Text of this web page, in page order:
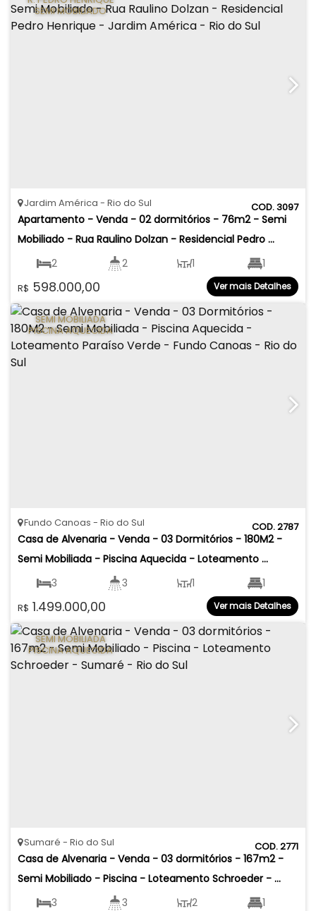
SEMI MOBILIADO
3097
Apartamento - Venda - 02 dormitórios - 76m2 - Semi
Mobiliado - Rua Raulino Dolzan - Residencial Pedro
Henrique - Jardim América - Rio do Sul
R$ 598.000,00
Jardim América Rio do Sul
2 2 1 1
112.10m²
1 Ver mais Detalhes
SEMI MOBILIADA
PISCINA AQUECIDA
2787
Casa de Alvenaria - Venda - 03 Dormitórios - 180M2 -
Semi Mobiliada - Piscina Aquecida - Loteamento
Paraíso Verde - Fundo Canoas - Rio do Sul
R$ 1.499.000,00
Fundo Canoas Rio do Sul
3 3 1 1
2 316.17 m²
Ver mais Detalhes
SEMI MOBILIADA
PISCINA AQUECIDA
2771
Casa de Alvenaria - Venda - 03 dormitórios - 167m2 -
Semi Mobiliado - Piscina - Loteamento Schroeder -
Sumaré - Rio do Sul
Sumaré Rio do Sul
3 3 2 1